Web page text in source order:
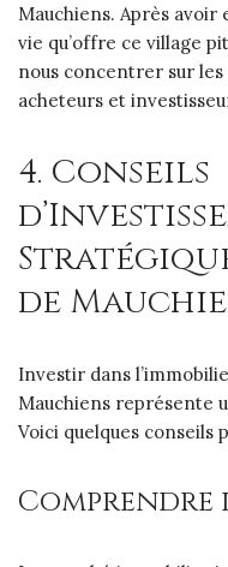
Mauchiens. Après
vie qu’offre ce village
nous concentrer sur
acheteurs et
4. Conseils
de
Investir dans
Mauchiens représente
Voici quelques